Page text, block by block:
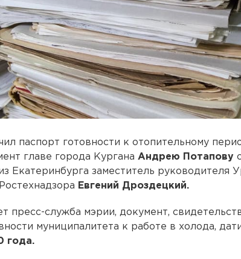
паспорт готовности к отопительному
главе города Кургана Андрею Потапову
Екатеринбурга заместитель руководителя
Евгений Дроздецкий.
пресс-служба мэрии, документ,
муниципалитета к работе в холода,
года.